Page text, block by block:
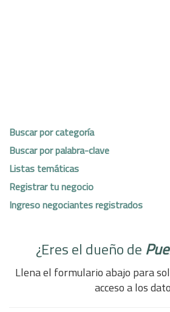
Buscar por categoría
Buscar por palabra-clave
Listas temáticas
Registrar tu negocio
Ingreso negociantes registrados
¿Eres el dueño de
Llena el formulario abajo para
acceso a los